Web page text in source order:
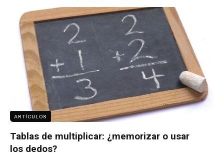
ARTÍCULOS
Tablas de multiplicar: ¿memorizar o usar
los dedos?